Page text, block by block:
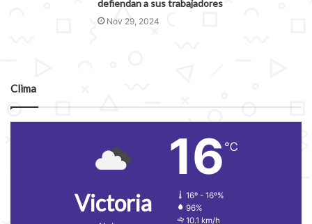
defiendan a sus trabajadores
Nov 29, 2024
Clima
Victoria
16 ℃
16º - 16º%
96%
10.1 km/h